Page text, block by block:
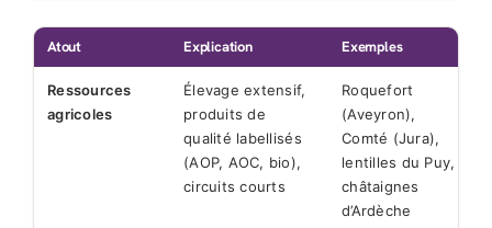
Atout Explication Exemples
Ressources
agricoles
Élevage extensif,
produits de
qualité labellisés
(AOP, AOC, bio),
circuits courts
Roquefort
(Aveyron),
Comté (Jura),
lentilles du Puy,
châtaignes
d’Ardèche